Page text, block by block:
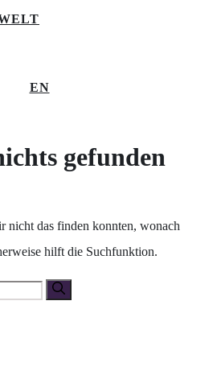
EN
gefunden
nicht das finden konnten, wonach
hilft die Suchfunktion.